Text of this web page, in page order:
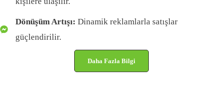
Dönüşüm Artışı: Dinamik reklamlarla satışlar
güçlendirilir.
Daha Fazla Bilgi